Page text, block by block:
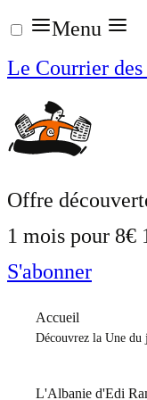
Aller
au
contenu
Menu
Le Courrier
Offre
1 mois pour 8€
S'abonner
Accueil
Découvrez la Une du
L'Albanie d'Edi